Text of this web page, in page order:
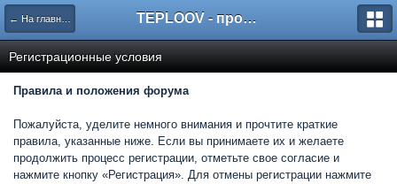
← На главную TEPLOOV - программный комплекс для расчёта систем отопления и вентиляции
Регистрационные условия
Правила и положения форума
Пожалуйста, уделите немного внимания и прочтите краткие
правила, указанные ниже. Если вы принимаете их и желаете
продолжить процесс регистрации, отметьте свое согласие и
нажмите кнопку «Регистрация». Для отмены регистрации нажмите